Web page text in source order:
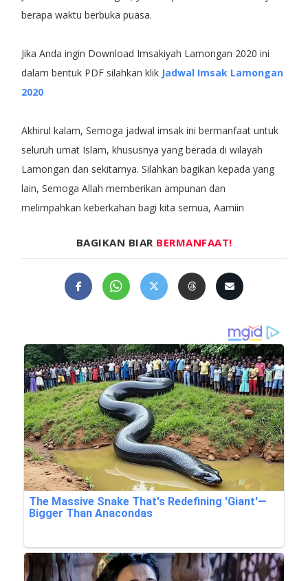
berapa waktu berbuka puasa.
Jika Anda ingin Download Imsakiyah Lamongan 2020 ini
dalam bentuk PDF silahkan klik Jadwal Imsak Lamongan
2020
Akhirul kalam, Semoga jadwal imsak ini bermanfaat untuk
seluruh umat Islam, khususnya yang berada di wilayah
Lamongan dan sekitarnya. Silahkan bagikan kepada yang
lain, Semoga Allah memberikan ampunan dan
melimpahkan keberkahan bagi kita semua, Aamiin
BAGIKAN BIAR BERMANFAAT!